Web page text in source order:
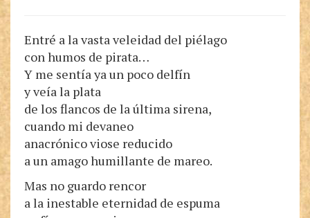
Entré a la vasta veleidad del piélago
con humos de pirata…
Y me sentía ya un poco delfín
y veía la plata
de los flancos de la última sirena,
cuando mi devaneo
anacrónico viose reducido
a un amago humillante de mareo.
Mas no guardo rencor
a la inestable eternidad de espuma